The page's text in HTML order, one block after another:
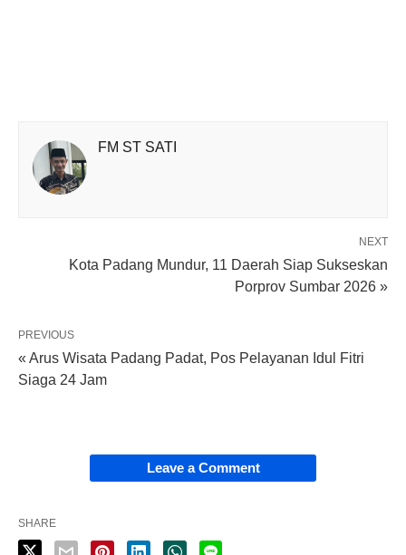
FM ST SATI
NEXT
Kota Padang Mundur, 11 Daerah Siap Sukseskan
Porprov Sumbar 2026 »
PREVIOUS
« Arus Wisata Padang Padat, Pos Pelayanan Idul Fitri
Siaga 24 Jam
Leave a Comment
SHARE